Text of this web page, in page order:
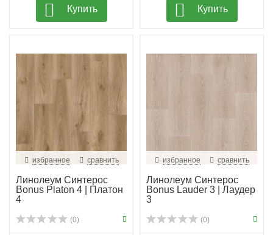
Купить Купить
избранное сравнить
Линолеум Синтерос
Bonus Platon 4 | Платон
4
(0)
избранное сравнить
Линолеум Синтерос
Bonus Lauder 3 | Лаудер
3
(0)